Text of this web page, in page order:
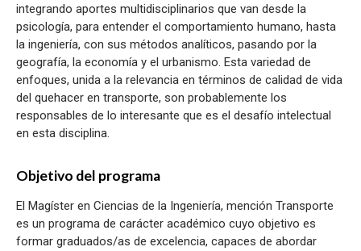
integrando aportes multidisciplinarios que van desde la
psicología, para entender el comportamiento humano, hasta
la ingeniería, con sus métodos analíticos, pasando por la
geografía, la economía y el urbanismo. Esta variedad de
enfoques, unida a la relevancia en términos de calidad de vida
del quehacer en transporte, son probablemente los
responsables de lo interesante que es el desafío intelectual
en esta disciplina.
Objetivo del programa
El Magíster en Ciencias de la Ingeniería, mención Transporte
es un programa de carácter académico cuyo objetivo es
formar graduados/as de excelencia, capaces de abordar